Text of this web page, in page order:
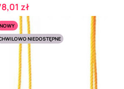
zł
NOWY
NIEDOSTĘPNE